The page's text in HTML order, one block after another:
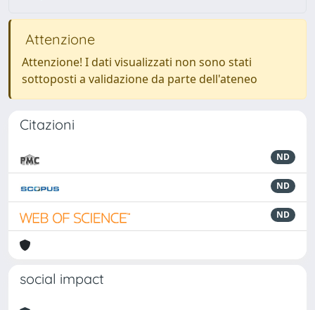
Attenzione
Attenzione! I dati visualizzati non sono stati
sottoposti a validazione da parte dell'ateneo
Citazioni
ND
ND
ND
social impact